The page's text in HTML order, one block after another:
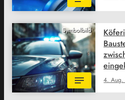
Symbolbild
4.